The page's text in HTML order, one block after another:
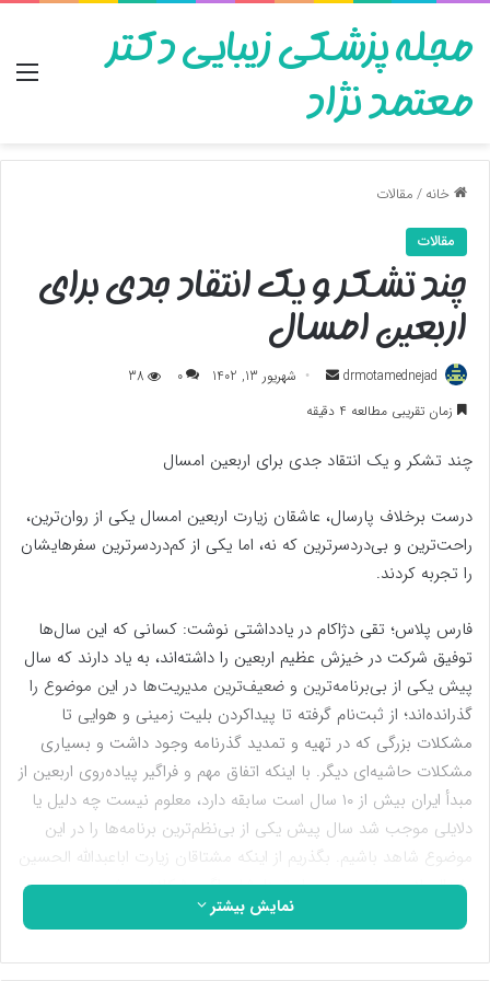
مجله پزشکی زیبایی دکتر
معتمد نژاد
خانه/مقالات
مقالات
چند تشکر و یک انتقاد جدی برای
اربعین امسال
drmotamednejad
ارسال
به
شهریور 13, 1402 0
38
زمان تقریبی مطالعه 4 دقیقه
چند تشکر و یک انتقاد جدی برای اربعین امسال
درست برخلاف پارسال، عاشقان زیارت اربعین امسال یکی از روان‌ترین،
راحت‌ترین و بی‌دردسرترین که نه، اما یکی از کم‌دردسرترین سفرهایشان
را تجربه کردند.
فارس پلاس؛ تقی دژاکام در یادداشتی نوشت: کسانی که این سال‌ها
توفیق شرکت در خیزش عظیم اربعین را داشته‌‎اند، به یاد دارند که سال
پیش یکی از بی‌برنامه‌ترین و ضعیف‌ترین مدیریت‌ها در این موضوع را
گذرانده‌اند؛ از ثبت‌نام گرفته تا پیداکردن بلیت زمینی و هوایی تا
مشکلات بزرگی که در تهیه و تمدید گذرنامه وجود داشت و بسیاری
مشکلات حاشیه‌ای دیگر. با اینکه اتفاق مهم و فراگیر پیاده‌روی اربعین از
مبدأ ایران بیش از ۱۰ سال است سابقه دارد، معلوم نیست چه دلیل یا
دلایلی موجب شد سال پیش یکی از بی‌نظم‌ترین برنامه‌ها را در این
موضوع شاهد باشیم. بگذریم از اینکه مشتاقان زیارت اباعبدالله الحسین
علیه‌السلام؛ به‌خصوص جوان‌ترهایشان اگر مشکلات پیش روی
رفتنشان بیشتر از این‌ها هم می‌بود، از آن‌ها نبودند که پا پس بکشند
مربوط وظایف خودشان را به خوبی انجام ندهند و قصور داشته باشند.
نمایش بیشتر